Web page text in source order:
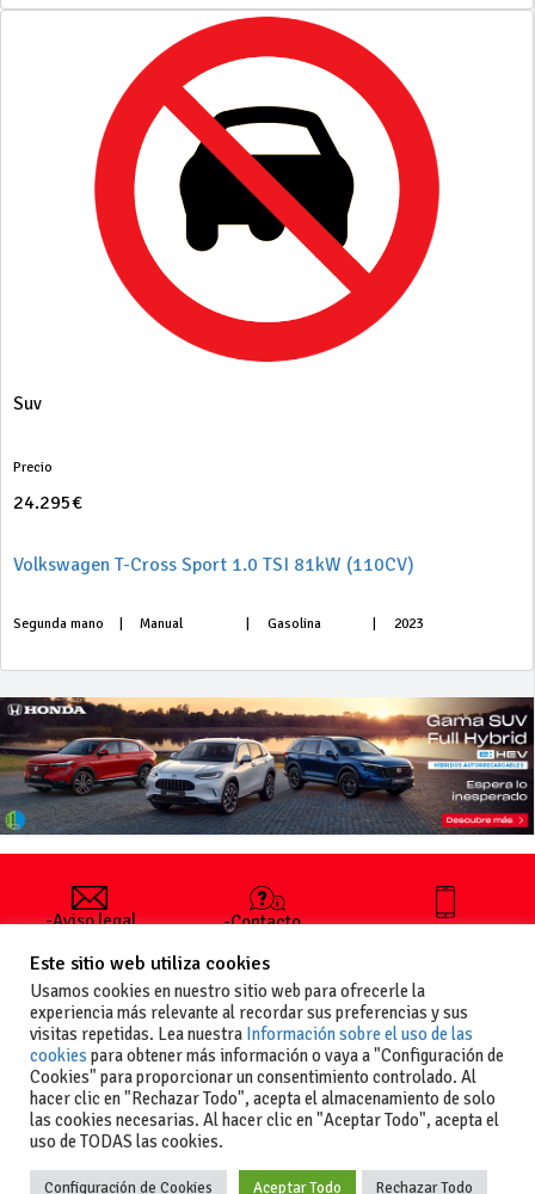
Suv
Precio
24.295€
Volkswagen T-Cross Sport 1.0 TSI 81kW (110CV)
Segunda mano Manual Gasolina 2023
-Aviso legal
generales
de uso
-Política de
privacidad
-Política de
cookies
-Contacto
publicar un
anuncio
-Vende+
+34 627 35
Este sitio web utiliza cookies
Usamos cookies en nuestro sitio web para ofrecerle la
experiencia más relevante al recordar sus preferencias y sus
visitas repetidas. Lea nuestra Información sobre el uso de las
cookies para obtener más información o vaya a "Configuración de
Cookies" para proporcionar un consentimiento controlado. Al
hacer clic en "Rechazar Todo", acepta el almacenamiento de solo
las cookies necesarias. Al hacer clic en "Aceptar Todo", acepta el
uso de TODAS las cookies.
Configuración de Cookies Aceptar Todo Rechazar Todo